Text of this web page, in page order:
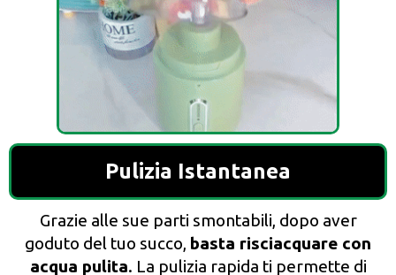
Pulizia Istantanea
Grazie alle sue parti smontabili, dopo aver
goduto del tuo succo, basta risciacquare con
acqua pulita. La pulizia rapida ti permette di